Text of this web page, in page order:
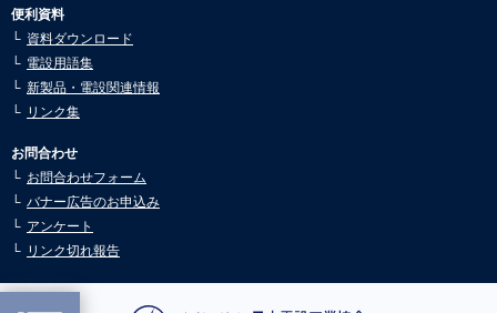
市況動向5月号を公開しました。
2025.05.02
市況動向4月号を公開しました。
2025.03.10
2025.03.10
市況動向2月号を公開しました。
市況動向12月号を公開しました。
便利資料
資料ダウンロード
電設用語集
新製品・電設関連情報
リンク集
お問合わせ
お問合わせフォーム
バナー広告のお申込み
アンケート
リンク切れ報告